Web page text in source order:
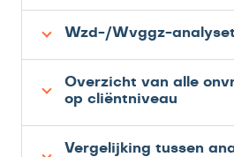
Wzd-/Wvggz-
Overzicht van alle
op cliëntniveau
Vergelijking tussen